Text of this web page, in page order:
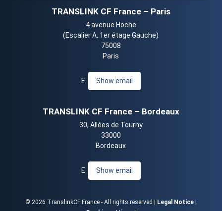
TRANSLINK CF France – Paris
4 avenue Hoche
(Escalier A, 1er étage Gauche)
75008
Paris
E. Show email
TRANSLINK CF France – Bordeaux
30, Allées de Tourny
33000
Bordeaux
E. Show email
© 2026 TranslinkCF France - All rights reserved | Legal Notice|